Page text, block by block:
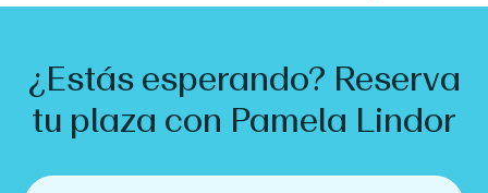
¿Estás esperando? Reserva
tu plaza con Pamela Lindor